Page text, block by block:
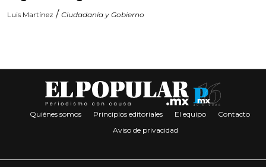
Luis Martínez / Ciudadanía y Gobierno
Quiénes somos Principios editoriales El equipo
Contacto
Aviso de privacidad